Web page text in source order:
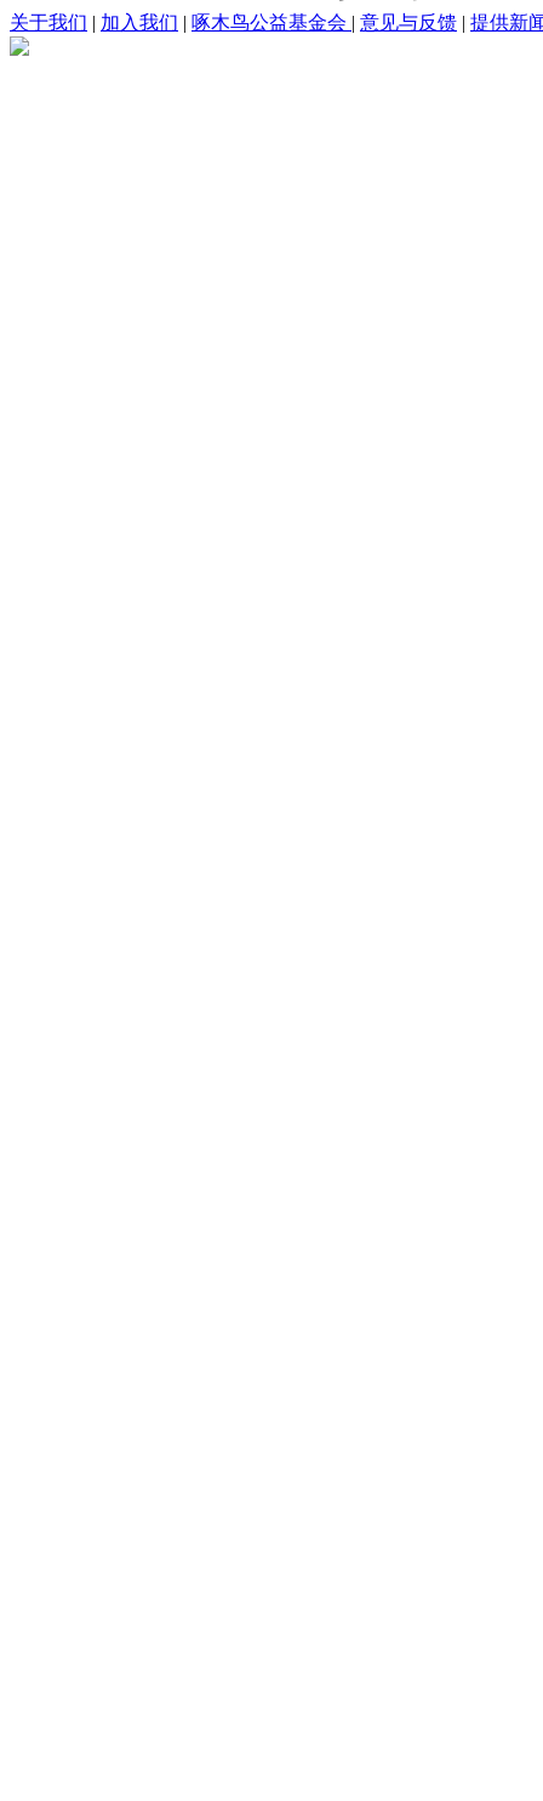
关于我们 | 加入我们 | 啄木鸟公益基金会 | 意见与反馈 | 提供新